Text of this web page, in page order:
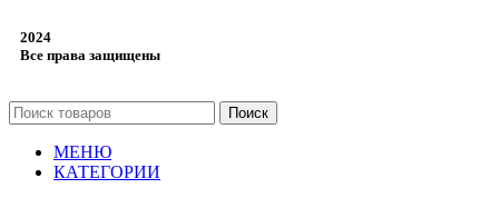
2024
Все права защищены
Поиск
МЕНЮ
КАТЕГОРИИ